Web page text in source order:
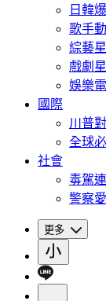
日韓
歌手
綜藝
戲劇
娛樂
國際
川普
全球
社會
毒駕
警察
更多